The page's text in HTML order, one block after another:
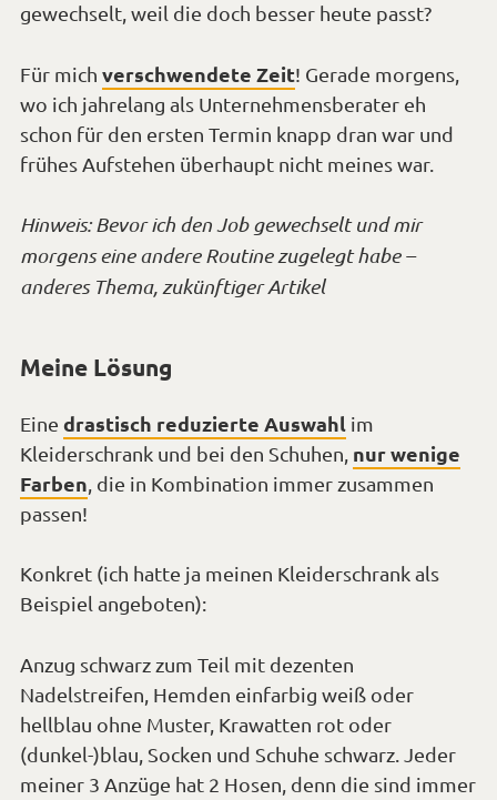
gewechselt, weil die doch besser heute passt?
Für michverschwendete Zeit! Gerade morgens,
wo ich jahrelang als Unternehmensberater eh
schon für den ersten Termin knapp dran war und
frühes Aufstehen überhaupt nicht meines war.
Hinweis: Bevor ich den Job gewechselt und mir
morgens eine andere Routine zugelegt habe –
anderes Thema, zukünftiger Artikel
Meine Lösung
Einedrastisch reduzierte Auswahl im
Kleiderschrank und bei den Schuhen, nur wenige
Farben , die in Kombination immer zusammen
passen!
Konkret (ich hatte ja meinen Kleiderschrank als
Beispiel angeboten):
Anzug schwarz zum Teil mit dezenten
Nadelstreifen, Hemden einfarbig weiß oder
hellblau ohne Muster, Krawatten rot oder
(dunkel-)blau, Socken und Schuhe schwarz. Jeder
meiner 3 Anzüge hat 2 Hosen, denn die sind immer